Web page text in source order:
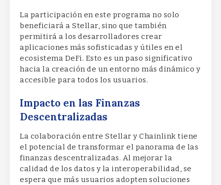
La participación en este programa no solo
beneficiará a Stellar, sino que también
permitirá a los desarrolladores crear
aplicaciones más sofisticadas y útiles en el
ecosistema DeFi. Esto es un paso significativo
hacia la creación de un entorno más dinámico y
accesible para todos los usuarios.
Impacto en las Finanzas
Descentralizadas
La colaboración entre Stellar y Chainlink tiene
el potencial de transformar el panorama de las
finanzas descentralizadas. Al mejorar la
calidad de los datos y la interoperabilidad, se
espera que más usuarios adopten soluciones